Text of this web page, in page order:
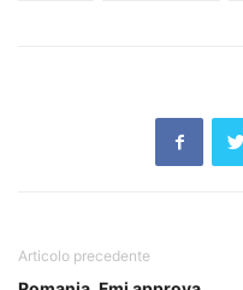
Articolo precedente